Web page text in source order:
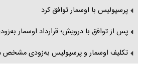
پرسپولیس با اوسمار توافق کرد
پس از توافق با درویش؛ قرارداد اوسمار
تکلیف اوسمار و پرسپولیس به‌زودی